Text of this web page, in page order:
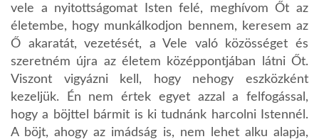
vele a nyitottságomat Isten felé, meghívom Őt az
életembe, hogy munkálkodjon bennem, keresem az
Ő akaratát, vezetését, a Vele való közösséget és
szeretném újra az életem középpontjában látni Őt.
Viszont vigyázni kell, hogy nehogy eszközként
kezeljük. Én nem értek egyet azzal a felfogással,
hogy a böjttel bármit is ki tudnánk harcolni Istennél.
A böjt, ahogy az imádság is, nem lehet alku alapja,